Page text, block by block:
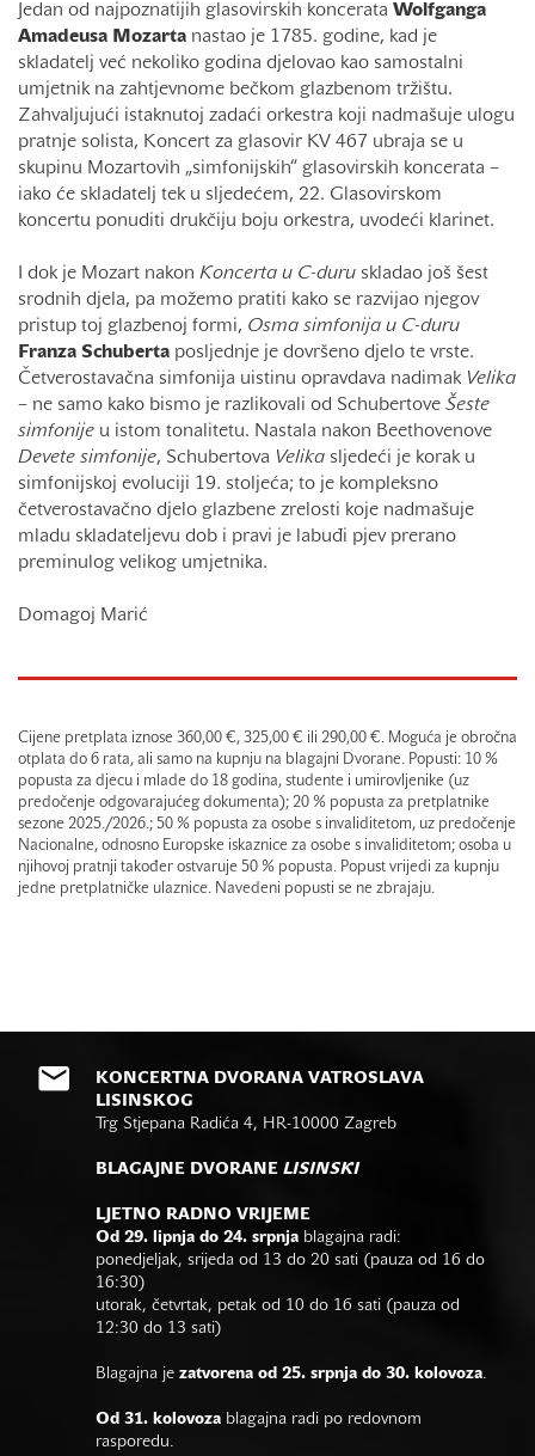
Jedan od najpoznatijih glasovirskih koncerata Wolfganga
Amadeusa Mozarta nastao je 1785. godine, kad je
skladatelj već nekoliko godina djelovao kao samostalni
umjetnik na zahtjevnome bečkom glazbenom tržištu.
Zahvaljujući istaknutoj zadaći orkestra koji nadmašuje ulogu
pratnje solista, Koncert za glasovir KV 467 ubraja se u
skupinu Mozartovih „simfonijskih“ glasovirskih koncerata –
iako će skladatelj tek u sljedećem, 22. Glasovirskom
koncertu ponuditi drukčiju boju orkestra, uvodeći klarinet.
I dok je Mozart nakon Koncerta u C-duru skladao još šest
srodnih djela, pa možemo pratiti kako se razvijao njegov
pristup toj glazbenoj formi, Osma simfonija u C-duru
Franza Schuberta posljednje je dovršeno djelo te vrste.
Četverostavačna simfonija uistinu opravdava nadimak Velika
– ne samo kako bismo je razlikovali od Schubertove Šeste
simfonije u istom tonalitetu. Nastala nakon Beethovenove
Devete simfonije, Schubertova Velika sljedeći je korak u
simfonijskoj evoluciji 19. stoljeća; to je kompleksno
četverostavačno djelo glazbene zrelosti koje nadmašuje
mladu skladateljevu dob i pravi je labuđi pjev prerano
preminulog velikog umjetnika.
Domagoj Marić
Cijene pretplata iznose 360,00 €, 325,00 € ili 290,00 €. Moguća je obročna
otplata do 6 rata, ali samo na kupnju na blagajni Dvorane. Popusti: 10 %
popusta za djecu i mlade do 18 godina, studente i umirovljenike (uz
predočenje odgovarajućeg dokumenta); 20 % popusta za pretplatnike
sezone 2025./2026.; 50 % popusta za osobe s invaliditetom, uz predočenje
Nacionalne, odnosno Europske iskaznice za osobe s invaliditetom; osoba u
njihovoj pratnji također ostvaruje 50 % popusta. Popust vrijedi za kupnju
jedne pretplatničke ulaznice. Navedeni popusti se ne zbrajaju.
KONCERTNA DVORANA VATROSLAVA
LISINSKOG
Trg Stjepana Radića 4, HR-10000 Zagreb
BLAGAJNE DVORANE LISINSKI
LJETNO RADNO VRIJEME
Od 29. lipnja do 24. srpnja blagajna radi:
ponedjeljak, srijeda od 13 do 20 sati (pauza od 16 do
16:30)
utorak, četvrtak, petak od 10 do 16 sati (pauza od
12:30 do 13 sati)
Blagajna je zatvorena od 25. srpnja do 30. kolovoza.
Od 31. kolovoza blagajna radi po redovnom
rasporedu.